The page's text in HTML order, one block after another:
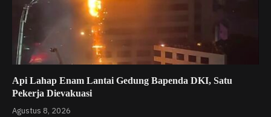
Api Lahap Enam Lantai Gedung Bapenda DKI, Satu
Pekerja Dievakuasi
Agustus 8, 2026